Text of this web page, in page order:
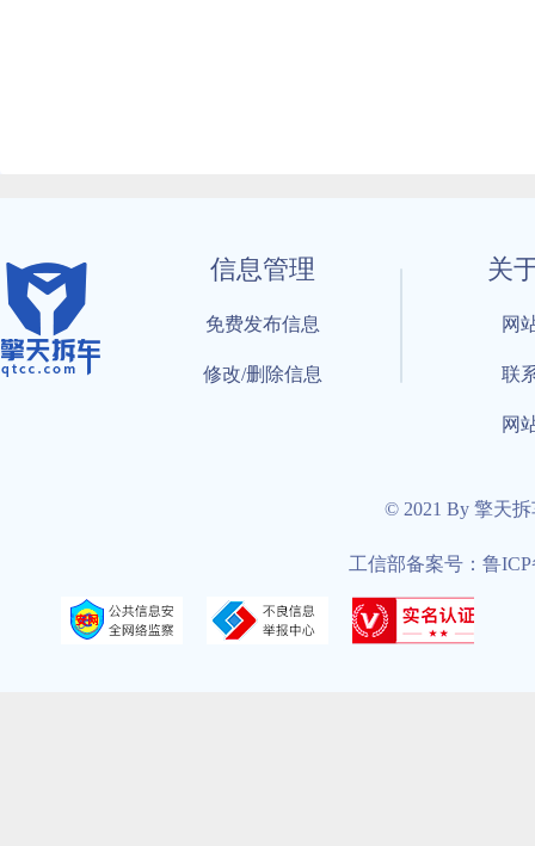
信息管理
免费发布信息
修改/删除信息
关
网
联
网
© 2021 By 擎天
工信部备案号：鲁